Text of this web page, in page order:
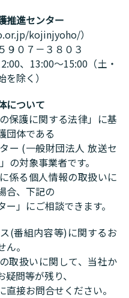
推進センター
kojinjyoho/）
０７－３８０３
、13:00～15:00（土・
除く）
について
保護に関する法律」に基
団体である
ー (一般財団法人 放送セ
の対象事業者です。
係る個人情報の取扱いに
合、下記の
ー」にご相談できます。
(番組内容等)に関するお
。
取扱いに関して、当社か
問等が残り、
接お問合せください。